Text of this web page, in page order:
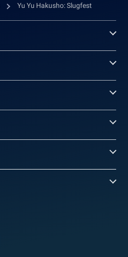
Yu Yu Hakusho: Slugfest